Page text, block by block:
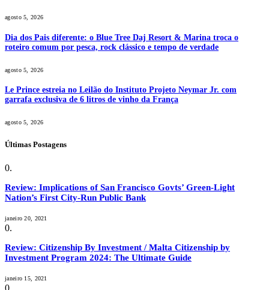
agosto 5, 2026
Dia dos Pais diferente: o Blue Tree Daj Resort & Marina troca o
roteiro comum por pesca, rock clássico e tempo de verdade
agosto 5, 2026
Le Prince estreia no Leilão do Instituto Projeto Neymar Jr. com
garrafa exclusiva de 6 litros de vinho da França
agosto 5, 2026
Últimas Postagens
Review: Implications of San Francisco Govts’ Green-Light
Nation’s First City-Run Public Bank
janeiro 20, 2021
Review: Citizenship By Investment / Malta Citizenship by
Investment Program 2024: The Ultimate Guide
janeiro 15, 2021